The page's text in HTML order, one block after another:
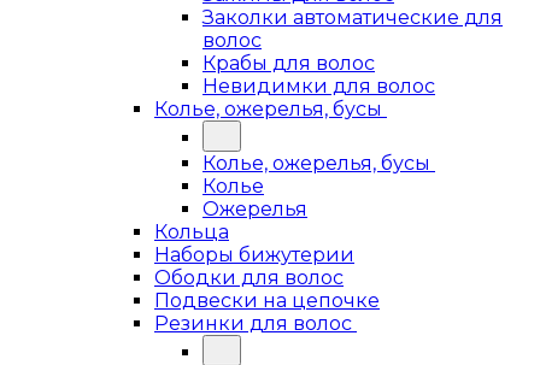
Заколки автоматические для
волос
Крабы для волос
Невидимки для волос
Колье, ожерелья, бусы
Колье, ожерелья, бусы
Колье
Ожерелья
Кольца
Наборы бижутерии
Ободки для волос
Подвески на цепочке
Резинки для волос